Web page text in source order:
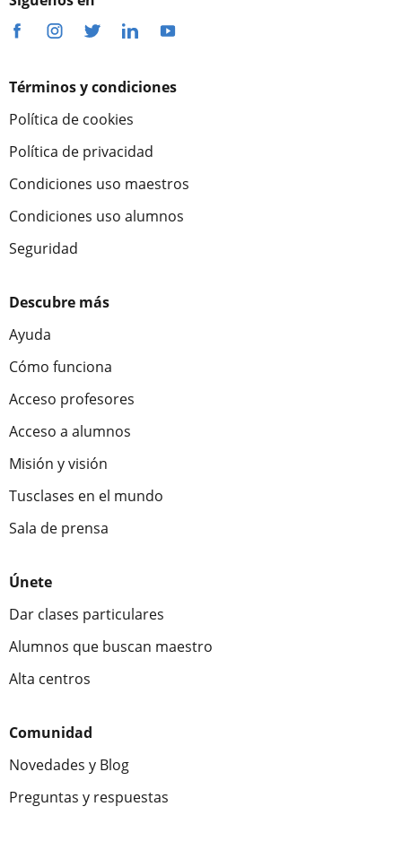
Términos y condiciones
Política de cookies
Política de privacidad
Condiciones uso maestros
Condiciones uso alumnos
Seguridad
Descubre más
Ayuda
Cómo funciona
Acceso profesores
Acceso a alumnos
Misión y visión
Tusclases en el mundo
Sala de prensa
Únete
Dar clases particulares
Alumnos que buscan maestro
Alta centros
Comunidad
Novedades y Blog
Preguntas y respuestas